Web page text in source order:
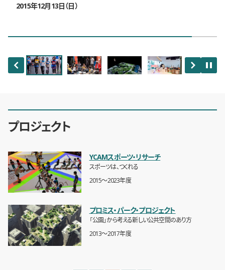
2015年12月13日（日）
2015年12月11日（金）〜13日（日）
プロジェクト
YCAMスポーツ・リサーチ
スポーツは、つくれる
2015〜2023年度
プロミス・パーク・プロジェクト
「公園」から考える新しい公共空間のあり方
2013〜2017年度